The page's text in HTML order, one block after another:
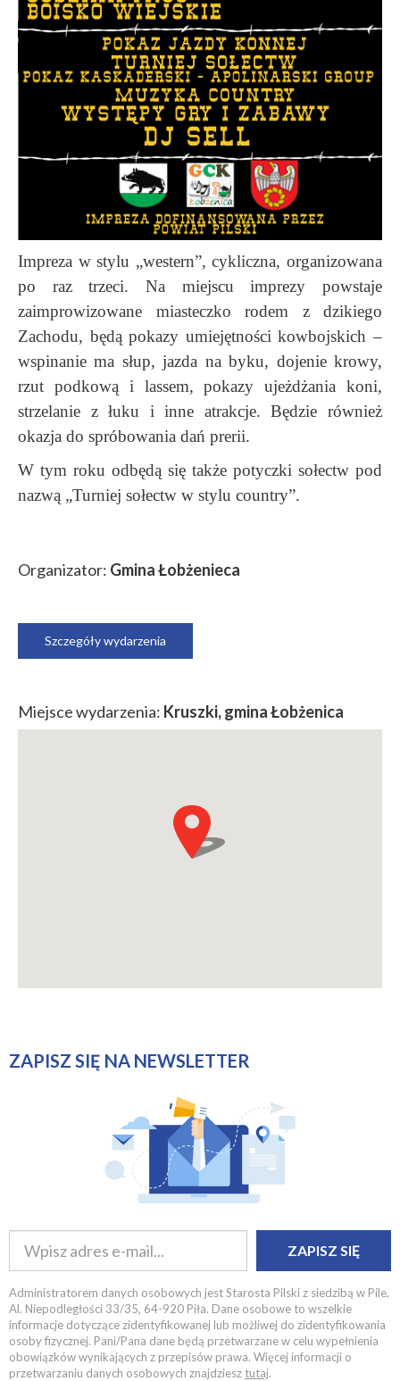
Impreza w stylu „western”, cykliczna, organizowana
po raz trzeci. Na miejscu imprezy powstaje
zaimprowizowane miasteczko rodem z dzikiego
Zachodu, będą pokazy umiejętności kowbojskich –
wspinanie ma słup, jazda na byku, dojenie krowy,
rzut podkową i lassem, pokazy ujeżdżania koni,
strzelanie z łuku i inne atrakcje. Będzie również
okazja do spróbowania dań prerii.
W tym roku odbędą się także potyczki sołectw pod
nazwą „Turniej sołectw w stylu country”.
Organizator: Gmina Łobżenieca
Szczegóły wydarzenia
Miejsce wydarzenia: Kruszki, gmina Łobżenica
ZAPISZ SIĘ NA NEWSLETTER
ZAPISZ SIĘ
Administratorem danych osobowych jest Starosta Pilski z siedzibą w Pile,
Al. Niepodległości 33/35, 64-920 Piła. Dane osobowe to wszelkie
informacje dotyczące zidentyfikowanej lub możliwej do zidentyfikowania
osoby fizycznej. Pani/Pana dane będą przetwarzane w celu wypełnienia
obowiązków wynikających z przepisów prawa. Więcej informacji o
przetwarzaniu danych osobowych znajdziesz tutaj.